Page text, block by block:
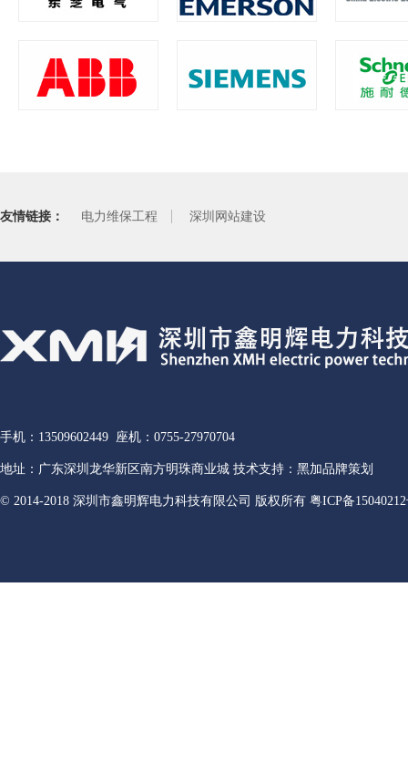
友情链接： 电力维保工程 深圳网站建设
手机：13509602449 座机：0755-27970704
地址：广东深圳龙华新区南方明珠商业城 技术支持：黑加品牌策划
© 2014-2018 深圳市鑫明辉电力科技有限公司 版权所有 粤ICP备